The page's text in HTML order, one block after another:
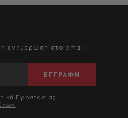
ενημέρωση στο email
ΕΓΓΡΑΦΗ
Προστασίας